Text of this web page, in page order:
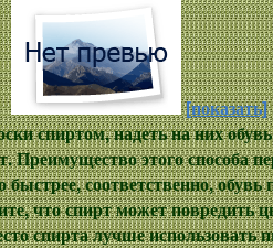
[показать]
спиртом, надеть на них
Преимущество этого способа
быстрее, соответственно,
что спирт может повредить
спирта лучше использовать